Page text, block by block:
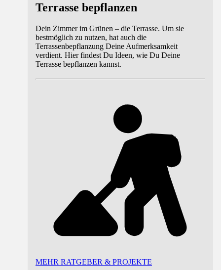
Terrasse bepflanzen
Dein Zimmer im Grünen – die Terrasse. Um sie
bestmöglich zu nutzen, hat auch die
Terrassenbepflanzung Deine Aufmerksamkeit
verdient. Hier findest Du Ideen, wie Du Deine
Terrasse bepflanzen kannst.
MEHR RATGEBER & PROJEKTE